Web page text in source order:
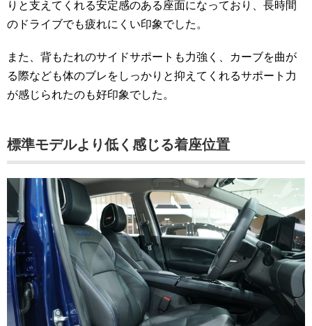
りと支えてくれる安定感のある座面になっており、長時間
のドライブでも疲れにくい印象でした。
また、背もたれのサイドサポートも力強く、カーブを曲が
る際なども体のブレをしっかりと抑えてくれるサポート力
が感じられたのも好印象でした。
標準モデルより低く感じる着座位置